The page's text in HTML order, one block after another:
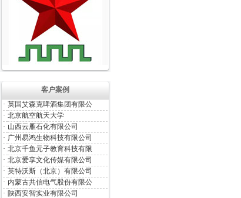
客户案例
· 英国艾森克啤酒集团有限公
· 北京航空航天大学
· 山西云雁石化有限公司
· 广州易鸿生物科技有限公司
· 北京千鱼元子教育科技有限
· 北京爱享文化传媒有限公司
· 英特沃斯（北京）有限公司
· 内蒙古共信电气股份有限公
· 陕西安智实业有限公司